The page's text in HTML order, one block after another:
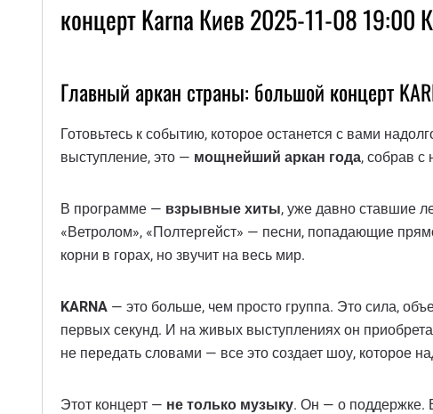
концерт Karna Киев 2025-11-08 19:00
Главный аркан страны: большой концерт
Готовьтесь к событию, которое останется с вами
выступление, это — мощнейший аркан года, собрав с
В программе — взрывные хиты, уже давно ставшие
«Ветролом», «Полтергейст» — песни, попадающие
корни в горах, но звучит на весь мир.
KARNA — это больше, чем просто группа. Это сила,
первых секунд. И на живых выступлениях он
не передать словами — все это создает шоу, которое
Этот концерт — не только музыку. Он — о поддержке.